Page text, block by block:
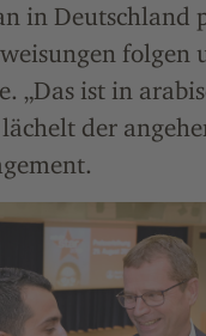
in Deutschland
folgen
„Das ist in
lächelt der